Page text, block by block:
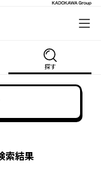
探す
索結果